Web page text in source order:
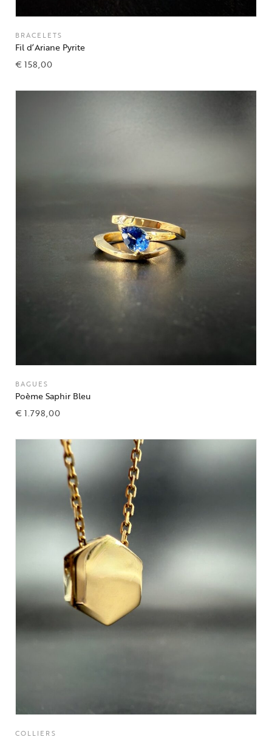
BRACELETS
Fil d’Ariane Pyrite
€158,00
BAGUES
Poème Saphir Bleu
€1.798,00
COLLIERS